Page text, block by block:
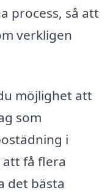
process, så att
verkligen
möjlighet att
som
i
att få flera
det bästa